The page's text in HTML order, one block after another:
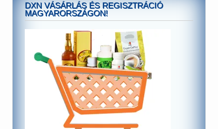
DXN VÁSÁRLÁS ÉS REGISZTRÁCIÓ
MAGYARORSZÁGON!